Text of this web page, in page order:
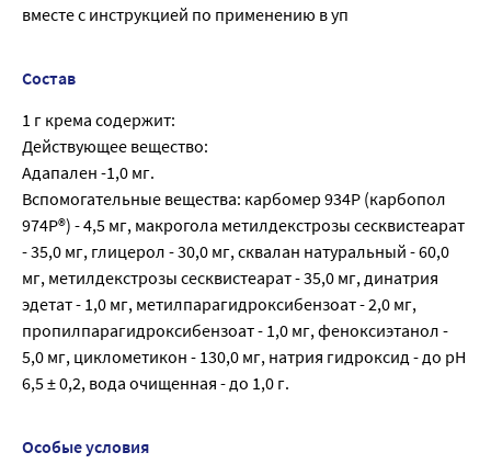
вместе с инструкцией по применению в уп
Состав
1 г крема содержит:
Действующее вещество:
Адапален -1,0 мг.
Вспомогательные вещества: карбомер 934Р (карбопол
974Р®) - 4,5 мг, макрогола метилдекстрозы сесквистеарат
- 35,0 мг, глицерол - 30,0 мг, сквалан натуральный - 60,0
мг, метилдекстрозы сесквистеарат - 35,0 мг, динатрия
эдетат - 1,0 мг, метилпарагидроксибензоат - 2,0 мг,
пропилпарагидроксибензоат - 1,0 мг, феноксиэтанол -
5,0 мг, циклометикон - 130,0 мг, натрия гидроксид - до pH
6,5 ± 0,2, вода очищенная - до 1,0 г.
Особые условия